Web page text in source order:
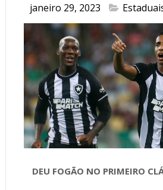
janeiro 29, 2023
DEU FOGÃO NO PRIMEIRO